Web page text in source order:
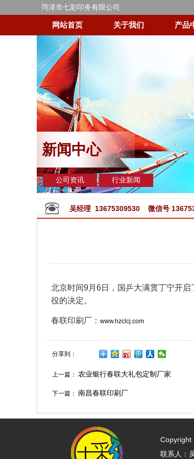
菏泽市七彩印务有限公司
网站首页 关于我们 产品
新闻中心
公司资讯 行业新闻
吴经理 13675309530 微信号
北京时间9月6日，国乒大满贯丁宁开
役的决定。
春联印刷厂： www.hzclcj.com
分享到：
上一篇： 农业银行春联大礼包定制厂家
下一篇： 南昌春联印刷厂
Copyright
联系人：